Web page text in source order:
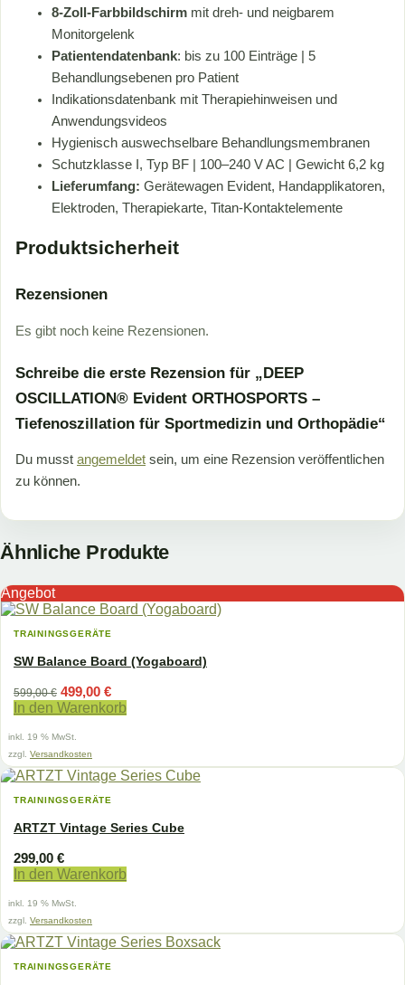
8-Zoll-Farbbildschirm mit dreh- und neigbarem
Monitorgelenk
Patientendatenbank: bis zu 100 Einträge | 5
Behandlungsebenen pro Patient
Indikationsdatenbank mit Therapiehinweisen und
Anwendungsvideos
Hygienisch auswechselbare Behandlungsmembranen
Schutzklasse I, Typ BF | 100–240 V AC | Gewicht 6,2 kg
Lieferumfang: Gerätewagen Evident, Handapplikatoren,
Elektroden, Therapiekarte, Titan-Kontaktelemente
Produktsicherheit
Rezensionen
Es gibt noch keine Rezensionen.
Schreibe die erste Rezension für „DEEP
OSCILLATION® Evident ORTHOSPORTS –
Tiefenoszillation für Sportmedizin und Orthopädie“
Du musst angemeldet sein, um eine Rezension veröffentlichen
zu können.
Ähnliche Produkte
Angebot
TRAININGSGERÄTE
SW Balance Board (Yogaboard)
599,00€ Ursprünglicher
Preis
war:
599,00 €
499,00 €Aktueller
Preis
ist:
In den Warenkorb
inkl. 19 % MwSt.
zzgl. Versandkosten
TRAININGSGERÄTE
ARTZT Vintage Series Cube
299,00 €
In den Warenkorb
inkl. 19 % MwSt.
zzgl. Versandkosten
TRAININGSGERÄTE